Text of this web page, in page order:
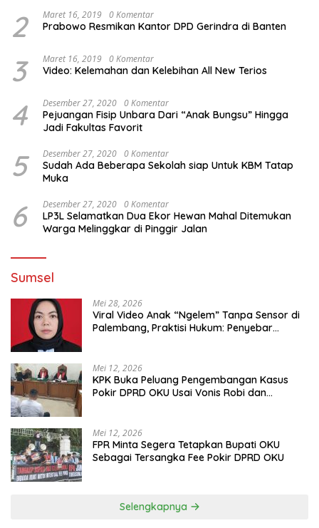
2 Maret 16, 2019 0 Komentar
Prabowo Resmikan Kantor DPD Gerindra di Banten
3 Maret 16, 2019 0 Komentar
Video: Kelemahan dan Kelebihan All New Terios
4 Desember 27, 2020 0 Komentar
Pejuangan Fisip Unbara Dari “Anak Bungsu” Hingga
Jadi Fakultas Favorit
5 Desember 27, 2020 0 Komentar
Sudah Ada Beberapa Sekolah siap Untuk KBM Tatap
Muka
6 Desember 27, 2020 0 Komentar
LP3L Selamatkan Dua Ekor Hewan Mahal Ditemukan
Warga Melinggkar di Pinggir Jalan
Sumsel
Mei 28, 2026
Viral Video Anak “Ngelem” Tanpa Sensor di
Palembang, Praktisi Hukum: Penyebar
Mei 12, 2026
KPK Buka Peluang Pengembangan Kasus
Pokir DPRD OKU Usai Vonis Robi dan
Mei 12, 2026
FPR Minta Segera Tetapkan Bupati OKU
Sebagai Tersangka Fee Pokir DPRD OKU
Selengkapnya